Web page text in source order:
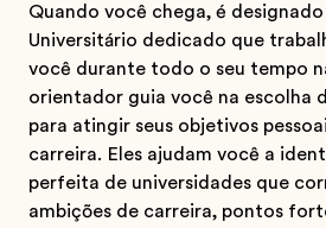
Quando você chega, é
Universitário dedicado que
você durante todo o seu tempo
orientador guia você na escolha
para atingir seus objetivos
carreira. Eles ajudam você a
perfeita de universidades que
ambições de carreira, pontos